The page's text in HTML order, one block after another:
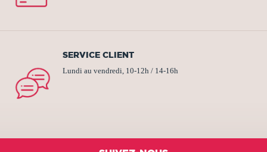
SERVICE CLIENT
Lundi au vendredi, 10-12h / 14-16h